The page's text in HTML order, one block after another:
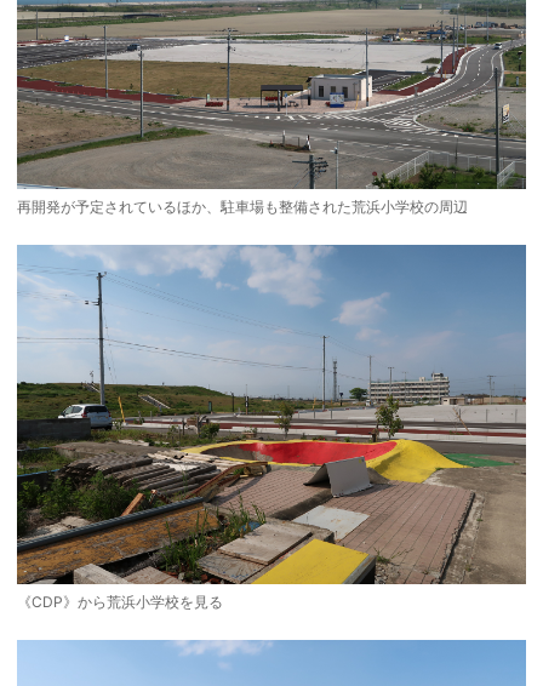
再開発が予定されているほか、駐車場も整備された荒浜小学校の周辺
《CDP》から荒浜小学校を見る